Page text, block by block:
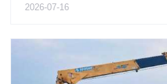
2026-07-16